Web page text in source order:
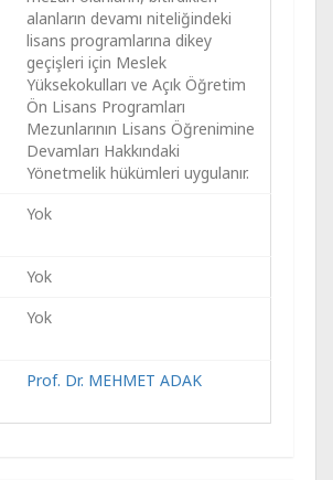
alanların devamı niteliğindeki
lisans programlarına dikey
geçişleri için Meslek
Yüksekokulları ve Açık Öğretim
Ön Lisans Programları
Mezunlarının Lisans Öğrenimine
Devamları Hakkındaki
Yönetmelik hükümleri uygulanır.
Yok
Yok
Yok
Prof. Dr. MEHMET ADAK